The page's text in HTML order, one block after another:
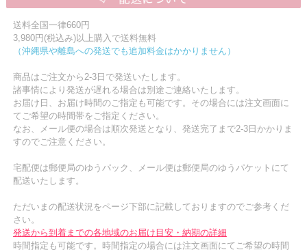
送料全国一律660円
3,980円(税込み)以上購入で送料無料
（沖縄県や離島への発送でも追加料金はかかりません）
商品はご注文から2-3日で発送いたします。
諸事情により発送が遅れる場合は別途ご連絡いたします。
お届け日、お届け時間のご指定も可能です。その場合には注文画面に
てご希望の時間帯をご指定ください。
なお、メール便の場合は順次発送となり、発送完了まで2-3日かかりま
すのでご注意ください。
宅配便は郵便局のゆうパック、メール便は郵便局のゆうパケットにて
配送いたします。
ただいまの配送状況をページ下部に記載しておりますのでご参考くだ
さい。
発送から到着までの各地域のお届け目安・納期の詳細
時間指定も可能です。時間指定の場合には注文画面にてご希望の時間